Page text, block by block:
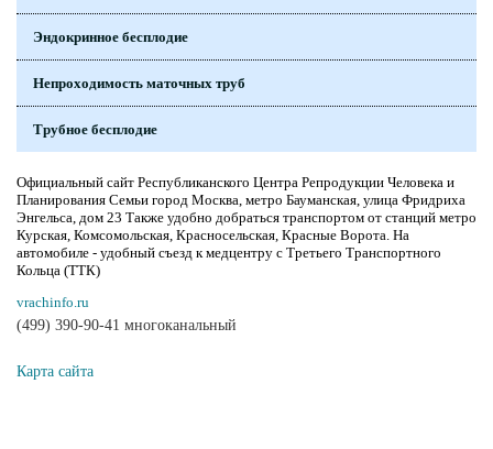
Эндокринное бесплодие
Непроходимость маточных труб
Трубное бесплодие
Официальный сайт Республиканского Центра Репродукции Человека и
Планирования Семьи город Москва, метро Бауманская, улица Фридриха
Энгельса, дом 23 Также удобно добраться транспортом от станций метро
Курская, Комсомольская, Красносельская, Красные Ворота. На
автомобиле - удобный съезд к медцентру с Третьего Транспортного
Кольца (ТТК)
vrachinfo.ru
(499) 390-90-41 многоканальный
Карта сайта